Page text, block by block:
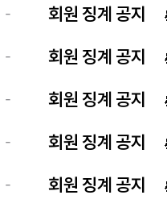
- 회원 징계 공지
- 회원 징계 공지
- 회원 징계 공지
- 회원 징계 공지
- 회원 징계 공지